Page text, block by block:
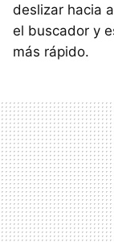
deslizar hacia
el buscador y
más rápido.